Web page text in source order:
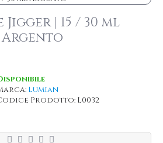
Jigger | 15 / 30 ml
Argento
Lumian
Prodotto: L0032